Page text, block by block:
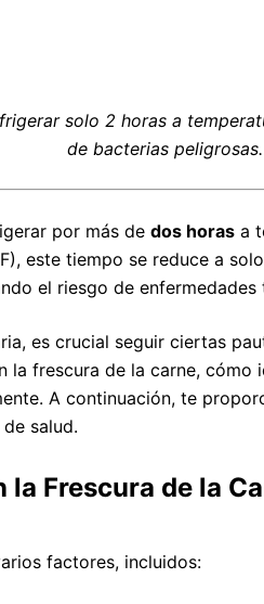
solo 2 horas a
de bacterias peligrosas.
por más de dos horas a
este tiempo se reduce a solo
el riesgo de
es crucial seguir ciertas
la frescura de la carne,
A continuación, te
salud.
Frescura de la
factores, incluidos: